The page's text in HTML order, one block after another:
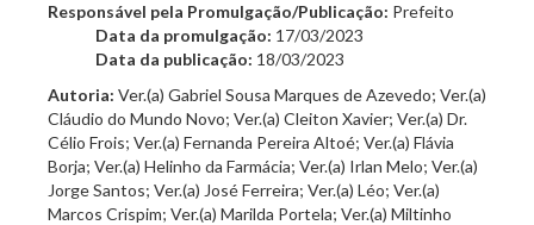
Responsável pela Promulgação/Publicação: Prefeito
Data da promulgação: 17/03/2023
Data da publicação: 18/03/2023
Autoria: Ver.(a) Gabriel Sousa Marques de Azevedo; Ver.(a)
Cláudio do Mundo Novo; Ver.(a) Cleiton Xavier; Ver.(a) Dr.
Célio Frois; Ver.(a) Fernanda Pereira Altoé; Ver.(a) Flávia
Borja; Ver.(a) Helinho da Farmácia; Ver.(a) Irlan Melo; Ver.(a)
Jorge Santos; Ver.(a) José Ferreira; Ver.(a) Léo; Ver.(a)
Marcos Crispim; Ver.(a) Marilda Portela; Ver.(a) Miltinho